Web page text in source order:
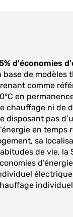
d'économies
base de modèles
comme
en
chauffage ni de
disposant pas
en temps
sa
de vie, la
électrique